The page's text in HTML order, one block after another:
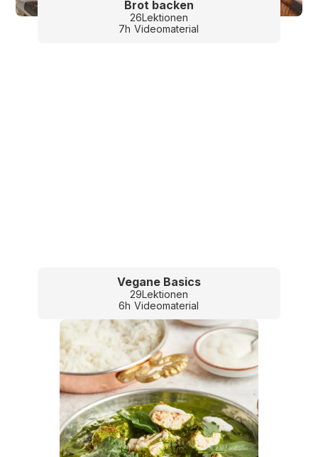
Brot backen
26Lektionen
7h Videomaterial
Vegane Basics
29Lektionen
6h Videomaterial